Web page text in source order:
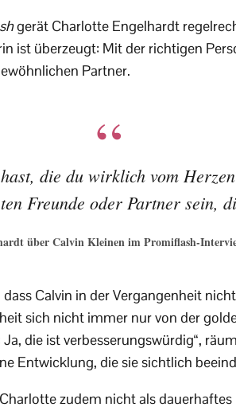
gerät Charlotte Engelhardt
ist überzeugt: Mit der richtigen
Partner.
die du wirklich vom
Freunde oder Partner sein,
über Calvin Kleinen im Promiflash-
Calvin in der Vergangenheit
sich nicht immer nur von der
die ist verbesserungswürdig“,
Entwicklung, die sie sichtlich
zudem nicht als